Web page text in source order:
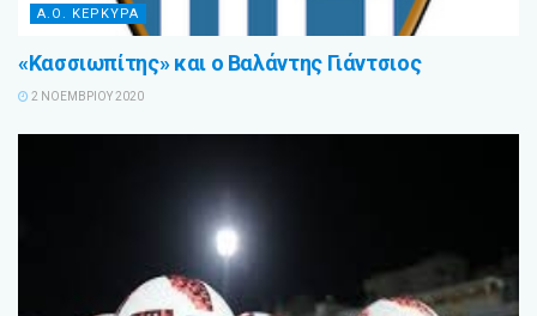
Α.Ο. ΚΕΡΚΥΡΑ
«Κασσιωπίτης» και ο Βαλάντης Γιάντσιος
2 ΝΟΕΜΒΡΊΟΥ 2020